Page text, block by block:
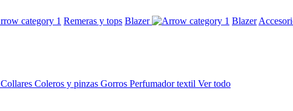
Remeras y tops Blazer Blazer
Collares Coleros y pinzas Gorros Perfumador textil Ver todo